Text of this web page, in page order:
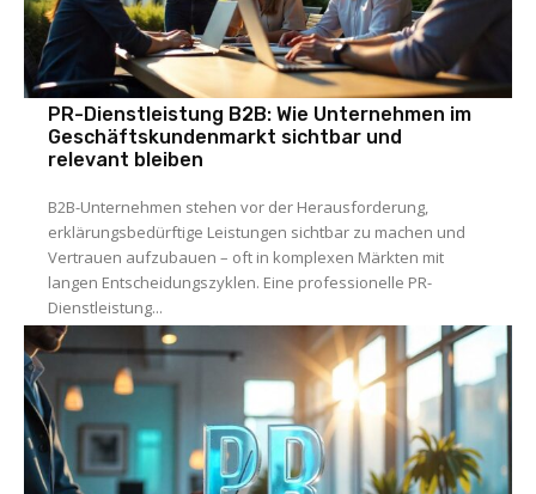
PR-Dienstleistung B2B: Wie Unternehmen im
Geschäftskundenmarkt sichtbar und
relevant bleiben
B2B-Unternehmen stehen vor der Herausforderung,
erklärungsbedürftige Leistungen sichtbar zu machen und
Vertrauen aufzubauen – oft in komplexen Märkten mit
langen Entscheidungszyklen. Eine professionelle PR-
Dienstleistung...